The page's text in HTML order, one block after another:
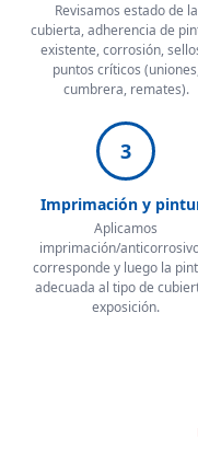
Revisamos estado de la
cubierta, adherencia de
existente, corrosión,
puntos críticos
cumbrera, remates).
3
Imprimación y
Aplicamos
imprimación/
corresponde y luego la
adecuada al tipo de
exposición.